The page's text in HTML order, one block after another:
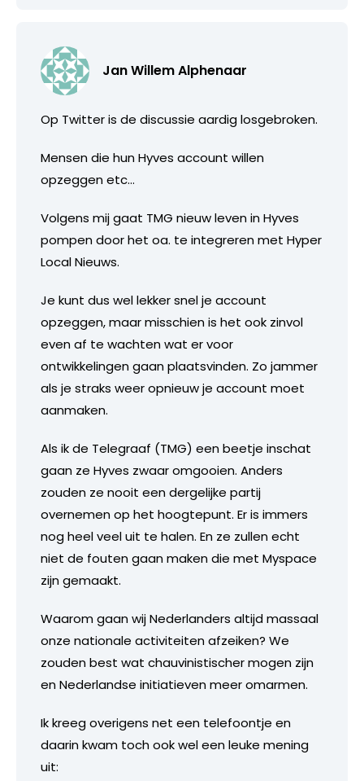
Jan Willem Alphenaar
Op Twitter is de discussie aardig losgebroken.
Mensen die hun Hyves account willen
opzeggen etc…
Volgens mij gaat TMG nieuw leven in Hyves
pompen door het oa. te integreren met Hyper
Local Nieuws.
Je kunt dus wel lekker snel je account
opzeggen, maar misschien is het ook zinvol
even af te wachten wat er voor
ontwikkelingen gaan plaatsvinden. Zo jammer
als je straks weer opnieuw je account moet
aanmaken.
Als ik de Telegraaf (TMG) een beetje inschat
gaan ze Hyves zwaar omgooien. Anders
zouden ze nooit een dergelijke partij
overnemen op het hoogtepunt. Er is immers
nog heel veel uit te halen. En ze zullen echt
niet de fouten gaan maken die met Myspace
zijn gemaakt.
Waarom gaan wij Nederlanders altijd massaal
onze nationale activiteiten afzeiken? We
zouden best wat chauvinistischer mogen zijn
en Nederlandse initiatieven meer omarmen.
Ik kreeg overigens net een telefoontje en
daarin kwam toch ook wel een leuke mening
uit: